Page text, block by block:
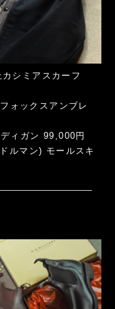
シミアスカーフ
ォックスアンブレ
ィガン 99,000円
ルマン) モールスキ